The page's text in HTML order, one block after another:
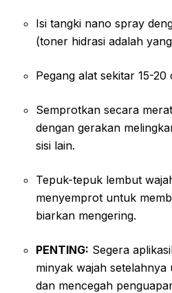
Isi tangki nano spray
(toner hidrasi adalah
Pegang alat sekitar 15-20
Semprotkan secara
dengan gerakan
sisi lain.
Tepuk-tepuk lembut
menyemprot untuk
biarkan mengering.
PENTING: Segera
minyak wajah
dan mencegah